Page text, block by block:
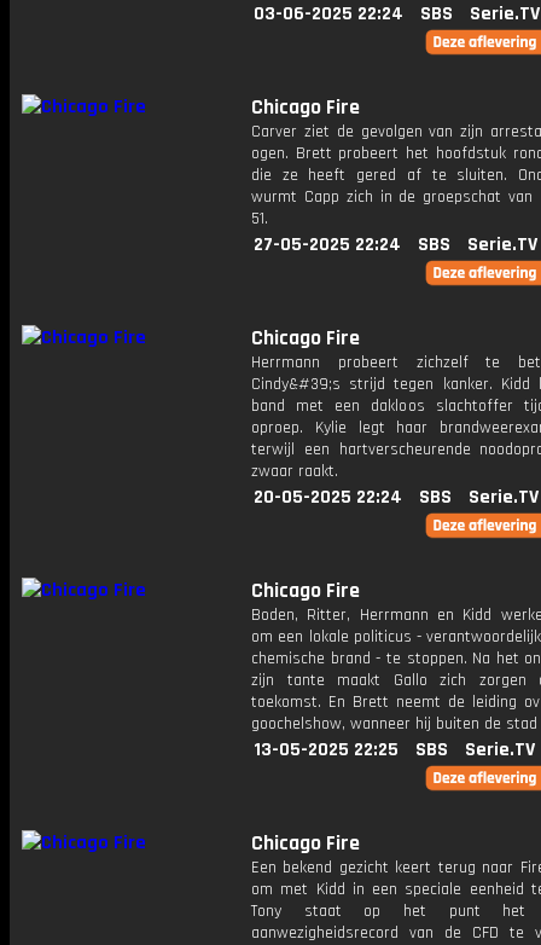
03-06-2025 22:24 SBS Serie.TV
Chicago Fire
Carver ziet de gevolgen van zijn
ogen. Brett probeert het hoofdstuk
die ze heeft gered af te sluiten.
wurmt Capp zich in de groepschat van
51.
27-05-2025 22:24 SBS Serie.TV
Chicago Fire
Herrmann probeert zichzelf te
Cindy&#39;s strijd tegen kanker. Kidd
band met een dakloos slachtoffer
oproep. Kylie legt haar
terwijl een hartverscheurende
zwaar raakt.
20-05-2025 22:24 SBS Serie.TV
Chicago Fire
Boden, Ritter, Herrmann en Kidd
om een lokale politicus -
chemische brand - te stoppen. Na het
zijn tante maakt Gallo zich zorgen
toekomst. En Brett neemt de leiding
goochelshow, wanneer hij buiten de
13-05-2025 22:25 SBS Serie.TV
Chicago Fire
Een bekend gezicht keert terug naar
om met Kidd in een speciale eenheid
Tony staat op het punt het
aanwezigheidsrecord van de CFD te